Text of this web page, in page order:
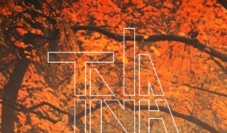
Saltar
al
contenido